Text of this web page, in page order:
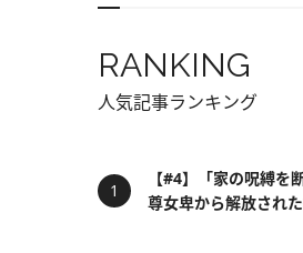
RANKING
人気記事ランキング
【#4】「家の呪縛を
尊女卑から解放され